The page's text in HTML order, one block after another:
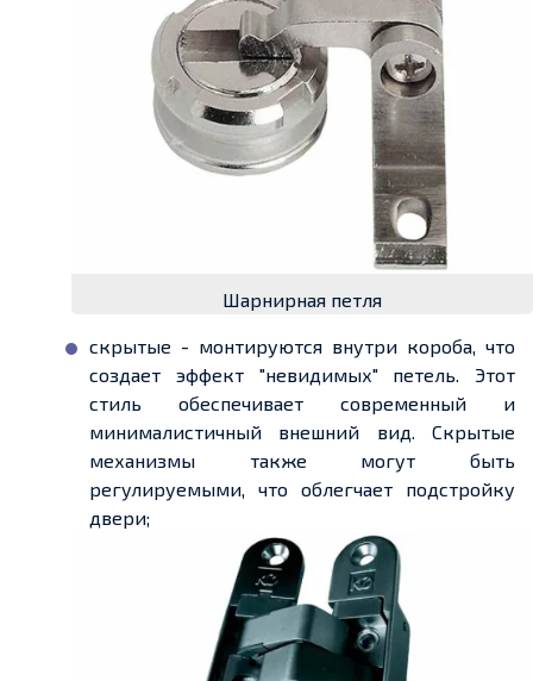
Шарнирная петля
скрытые - монтируются внутри короба, что
создает эффект "невидимых" петель. Этот
стиль обеспечивает современный и
минималистичный внешний вид. Скрытые
механизмы также могут быть
регулируемыми, что облегчает подстройку
двери;